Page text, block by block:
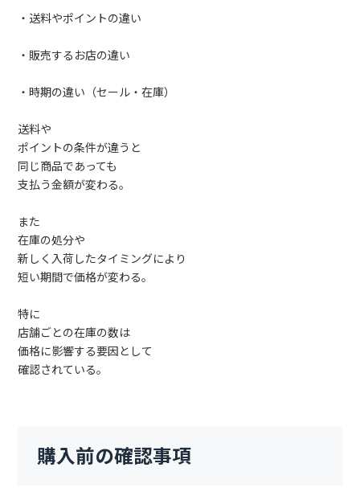
・送料やポイントの違い
・販売するお店の違い
・時期の違い（セール・在庫）
送料や
ポイントの条件が違うと
同じ商品であっても
支払う金額が変わる。
また
在庫の処分や
新しく入荷したタイミングにより
短い期間で価格が変わる。
特に
店舗ごとの在庫の数は
価格に影響する要因として
確認されている。
購入前の確認事項